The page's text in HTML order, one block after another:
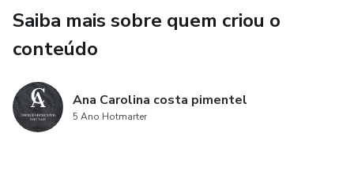
Saiba mais sobre quem criou o
conteúdo
Ana Carolina costa pimentel
5 Ano Hotmarter